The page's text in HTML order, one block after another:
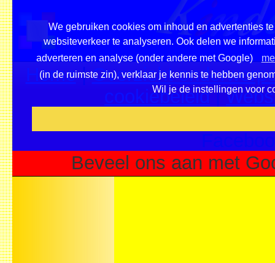
We gebruiken cookies om inhoud en advertenties
websiteverkeer te analyseren. Ook delen we
adverteren en analyse (onder andere met Google)
(in de ruimste zin), verklaar je kennis te hebben
Wil je de instellingen voor
Home|Overzicht
cookiebeleid|
Beveel ons aan met